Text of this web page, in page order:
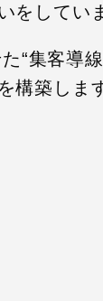
をしてい
“集客導線
構築しま